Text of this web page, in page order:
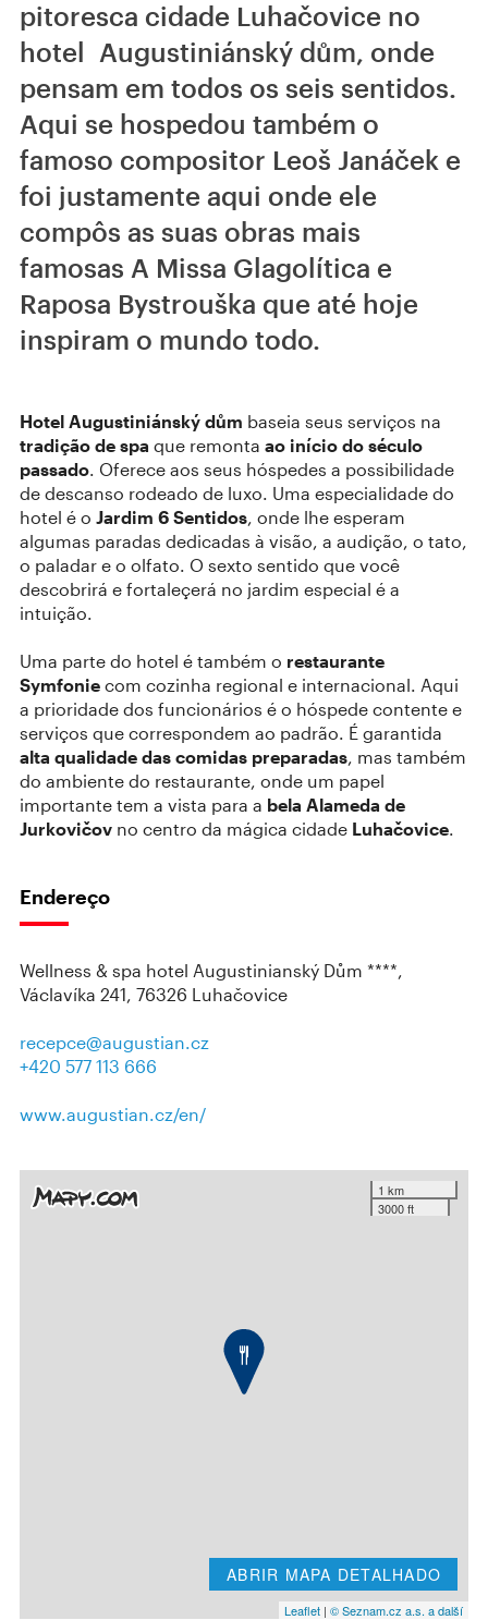
pitoresca cidade Luhačovice no
hotel Augustiniánský dům, onde
pensam em todos os seis sentidos.
Aqui se hospedou também o
famoso compositor Leoš Janáček e
foi justamente aqui onde ele
compôs as suas obras mais
famosas A Missa Glagolítica e
Raposa Bystrouška que até hoje
inspiram o mundo todo.
Hotel Augustiniánský dům baseia seus serviços na
tradição de spa que remonta ao início do século
passado. Oferece aos seus hóspedes a possibilidade
de descanso rodeado de luxo. Uma especialidade do
hotel é o Jardim 6 Sentidos, onde lhe esperam
algumas paradas dedicadas à visão, a audição, o tato,
o paladar e o olfato. O sexto sentido que você
descobrirá e fortaleçerá no jardim especial é a
intuição.
Uma parte do hotel é também o restaurante
Symfonie com cozinha regional e internacional. Aqui
a prioridade dos funcionários é o hóspede contente e
serviços que correspondem ao padrão. É garantida
alta qualidade das comidas preparadas, mas também
do ambiente do restaurante, onde um papel
importante tem a vista para a bela Alameda de
Jurkovičov no centro da mágica cidade Luhačovice.
Endereço
Wellness & spa hotel Augustinianský Dům ****,
Václavíka 241, 76326 Luhačovice
recepce@augustian.cz
+420 577 113 666
www.augustian.cz/en/
1 km
3000 ft
ABRIR MAPA DETALHADO
Leaflet | © Seznam.cz a.s. a další